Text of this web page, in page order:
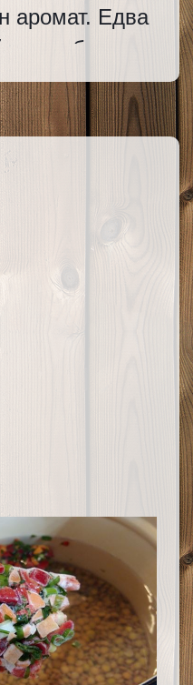
аромат. Едва
не обича
да съхраните
година
от круши. Не е
Ще останете